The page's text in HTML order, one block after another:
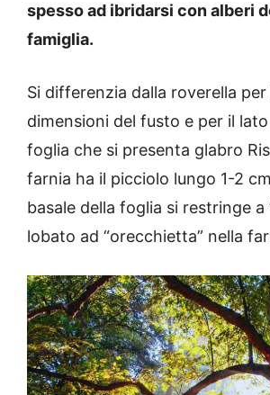
spesso ad ibridarsi con alberi
famiglia.
Si differenzia dalla roverella
dimensioni del fusto e per il
foglia che si presenta glabro
farnia ha il picciolo lungo 1-2
basale della foglia si restringe a
lobato ad “orecchietta” nella